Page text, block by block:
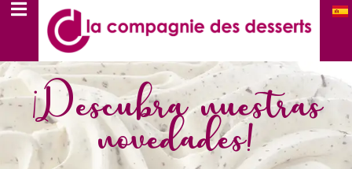
¡Descubra nuestras
novedades!